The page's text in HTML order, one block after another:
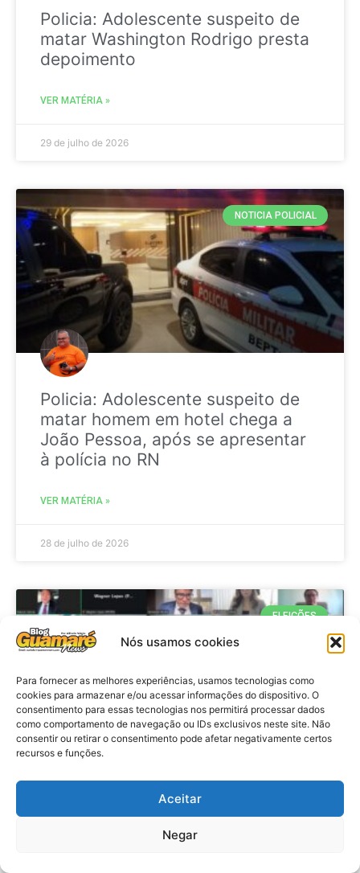
Nós usamos cookies
Para fornecer as melhores experiências, usamos tecnologias como
cookies para armazenar e/ou acessar informações do dispositivo. O
consentimento para essas tecnologias nos permitirá processar dados
como comportamento de navegação ou IDs exclusivos neste site. Não
consentir ou retirar o consentimento pode afetar negativamente certos
recursos e funções.
Aceitar
Negar
Policia: Adolescente suspeito de
matar Washington Rodrigo presta
depoimento
VER MATÉRIA »
29 de julho de 2026
NOTICIA POLICIAL
Policia: Adolescente suspeito de
matar homem em hotel chega a
João Pessoa, após se apresentar
à polícia no RN
VER MATÉRIA »
28 de julho de 2026
ELEIÇÕES
Eleições 2026: procuradores e
promotores eleitorais realizam
reunião de alinhamento no RN